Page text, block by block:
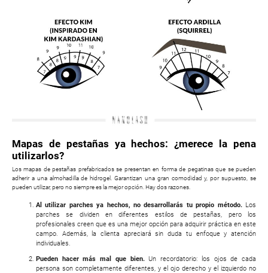
Mapas de pestañas ya hechos: ¿merece la pena
utilizarlos?
Los mapas de pestañas prefabricados se presentan en forma de pegatinas que se pueden
adherir a una almohadilla de hidrogel. Garantizan una gran comodidad y, por supuesto, se
pueden utilizar, pero no siempre es la mejor opción. Hay dos razones.
Al utilizar parches ya hechos, no desarrollarás tu propio método.Los
parches se dividen en diferentes estilos de pestañas, pero los
profesionales creen que es una mejor opción para adquirir práctica en este
campo. Además, la clienta apreciará sin duda tu enfoque y atención
individuales.
Pueden hacer más mal que bien.Un recordatorio: los ojos de cada
persona son completamente diferentes, y el ojo derecho y el izquierdo no